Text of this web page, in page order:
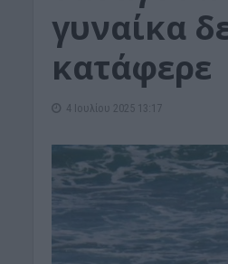
γυναίκα
κατάφερε
4 Ιουλίου 2025 13:17